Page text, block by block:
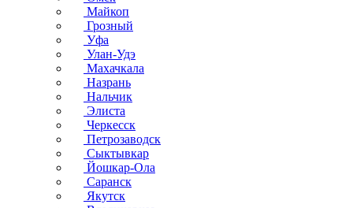
Майкоп
Грозный
Уфа
Улан-Удэ
Махачкала
Назрань
Нальчик
Элиста
Черкесск
Петрозаводск
Сыктывкар
Йошкар-Ола
Саранск
Якутск